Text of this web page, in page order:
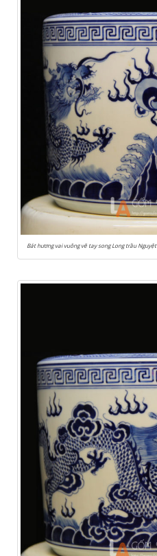
Bát hương vai vuông vẽ tay song Long trầu Nguyệt